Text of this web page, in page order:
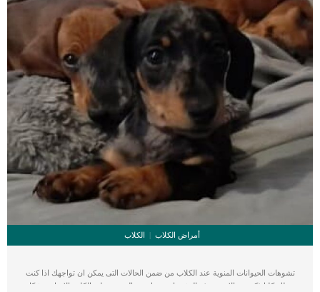
أمراض الكلاب الكلاب
تشوهات الحيوانات المنوية عند الكلاب من ضمن الحالات التى يمكن ان تواجهك اذا كنت
تمتلك كلبا ذكر. مع الاسف هذه التشوهات تجعل من الصعب على الكلب الانجاب بشكل